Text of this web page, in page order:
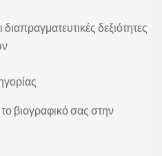
δεξιότητες
το βιογραφικό σας στην